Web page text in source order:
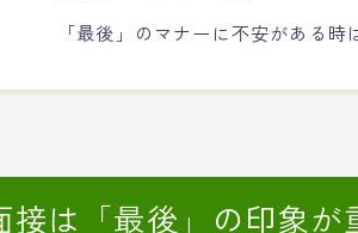
「最後」のマナーに不安がある時
接は「最後」の印象が